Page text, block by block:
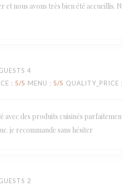
et nous avons très bien été accueillis.
4
: 5/5 MENU : 5/5 QUALITY_PRICE
avec des produits cuisinés
je recommande sans hésiter
2